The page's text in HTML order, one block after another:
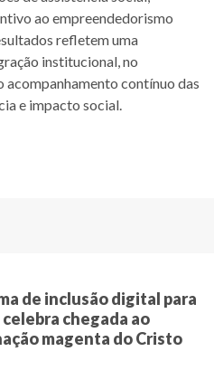
ao empreendedorismo
refletem uma
institucional, no
contínuo das
e impacto social.
de inclusão digital para
chegada ao
magenta do Cristo